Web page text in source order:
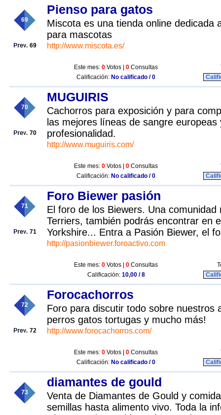
69
69
Pienso para gatos
Miscota es una tienda online dedicada
para mascotas
http://www.miscota.es/
Este mes: 0 Votos | 0 Consultas
Calificación: No calificado / 0
70
70
MUGUIRIS
Cachorros para exposición y para
las mejores líneas de sangre
profesionalidad.
http://www.muguiris.com/
Este mes: 0 Votos | 0 Consultas
Calificación: No calificado / 0
71
71
Foro Biewer pasión
El foro de los Biewers. Una comunidad
Terriers, también podrás encontrar en
Yorkshire... Entra a Pasión Biewer, el
http://pasionbiewer.foroactivo.com
Este mes: 0 Votos | 0 Consultas
Calificación: 10,00 / 8
72
72
Forocachorros
Foro para discutir todo sobre nuestros
perros gatos tortugas y mucho más!
http://www.forocachorros.com/
Este mes: 0 Votos | 0 Consultas
Calificación: No calificado / 0
73
diamantes de gould
Venta de Diamantes de Gould y
semillas hasta alimento vivo. Toda la